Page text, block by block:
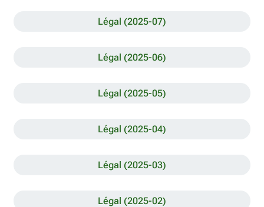
Légal (2025-07)
Légal (2025-06)
Légal (2025-05)
Légal (2025-04)
Légal (2025-03)
Légal (2025-02)